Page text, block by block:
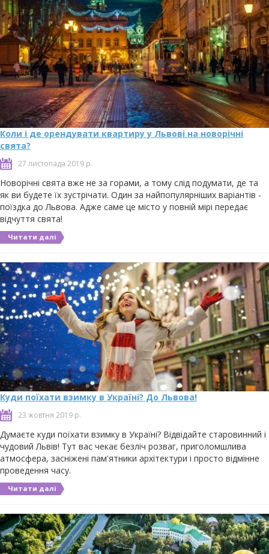
Коли і де орендувати квартиру у Львові на новорічні
свята?
27 листопада 2019 р.
Новорічні свята вже не за горами, а тому слід подумати, де та
як ви будете їх зустрічати. Один за найпопулярніших варіантів -
поїздка до Львова. Адже саме це місто у повній мірі передає
відчуття свята!
Читати далі
Куди поїхати взимку в Україні? До Львова!
23 жовтня 2019 р.
Думаєте куди поїхати взимку в Україні? Відвідайте старовинний і
чудовий Львів! Тут вас чекає безліч розваг, приголомшлива
атмосфера, засніжені пам'ятники архітектури і просто відмінне
проведення часу.
Читати далі